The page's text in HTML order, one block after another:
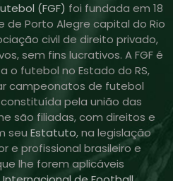
(FGF) foi fundada em 18
de Porto Alegre capital do Rio
civil de direito privado,
sem fins lucrativos. A FGF é
o futebol no Estado do RS,
campeonatos de futebol
pela união das
são filiadas, com direitos e
seu Estatuto, na legislação
e profissional brasileiro e
lhe forem aplicáveis